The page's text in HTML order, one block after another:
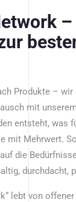
–
Produkte –
mit
entsteht, was
mit Mehrwert.
die
durchdacht,
lebt von